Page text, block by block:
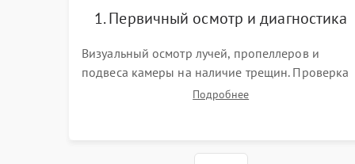
1. Первичный осмотр и диагностика
Визуальный осмотр лучей, пропеллеров и
подвеса камеры на наличие трещин. Проверка
включения, связи с пультом ДУ и передачи
Подробнее